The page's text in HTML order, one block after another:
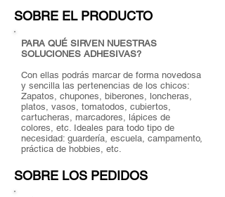
SOBRE EL PRODUCTO
PARA QUÉ SIRVEN NUESTRAS
SOLUCIONES ADHESIVAS?
Con ellas podrás marcar de forma novedosa
y sencilla las pertenencias de los chicos:
Zapatos, chupones, biberones, loncheras,
platos, vasos, tomatodos, cubiertos,
cartucheras, marcadores, lápices de
colores, etc. Ideales para todo tipo de
necesidad: guardería, escuela, campamento,
práctica de hobbies, etc.
SOBRE LOS PEDIDOS